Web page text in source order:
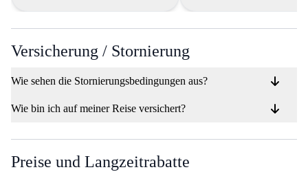
Versicherung / Stornierung
Wie sehen die Stornierungsbedingungen aus?
Wie bin ich auf meiner Reise versichert?
Preise und Langzeitrabatte